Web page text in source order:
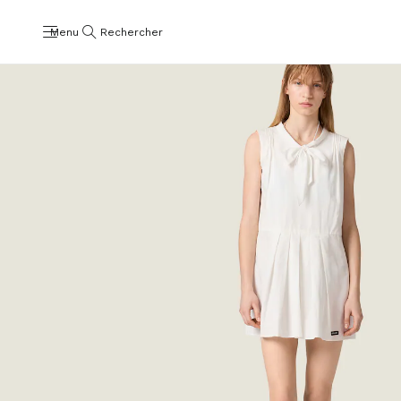
Menu Rechercher